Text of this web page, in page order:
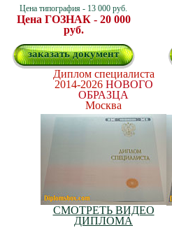
Цена типография - 13 000 руб.
Цена ГОЗНАК - 20 000
руб.
заказать документ
Диплом специалиста
2014-2026 НОВОГО
ОБРАЗЦА
Москва
СМОТРЕТЬ ВИДЕО
ДИПЛОМА